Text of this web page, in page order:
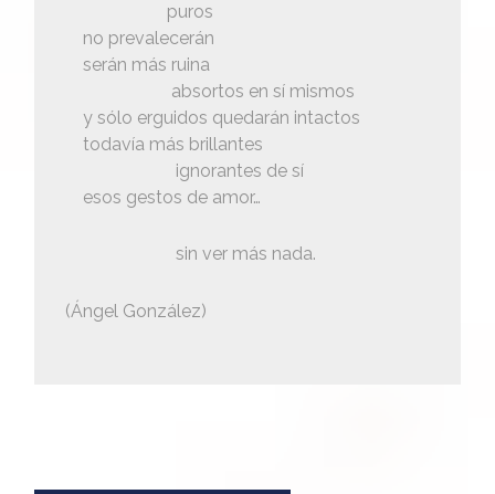
puros
no prevalecerán
serán más ruina
absortos en sí mismos
y sólo erguidos quedarán intactos
todavía más brillantes
ignorantes de sí
esos gestos de amor…
sin ver más nada.
(Ángel González)